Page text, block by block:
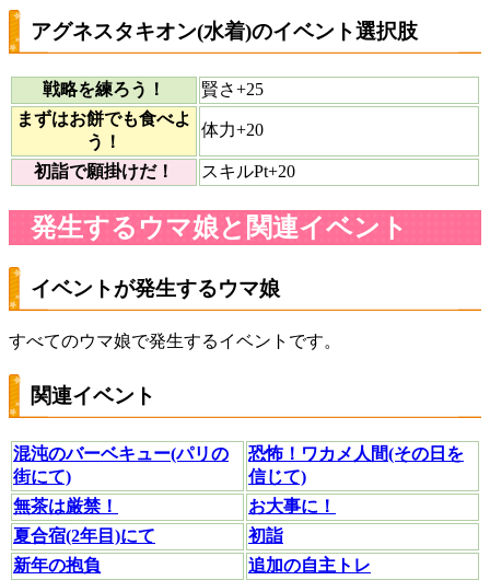
アグネスタキオン(水着)のイベント選択肢
戦略を練ろう！
賢さ+25
まずはお餅でも食べよ
う！
体力+20
初詣で願掛けだ！ スキルPt+20
発生するウマ娘と関連イベント
イベントが発生するウマ娘
すべてのウマ娘で発生するイベントです。
関連イベント
混沌のバーベキュー(パリの
街にて)
恐怖！ワカメ人間(その日を
信じて)
無茶は厳禁！
お大事に！
夏合宿(2年目)にて
初詣
新年の抱負
追加の自主トレ